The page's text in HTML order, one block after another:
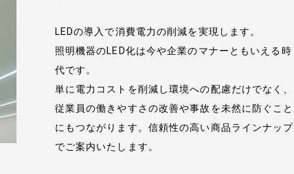
LEDの導入で消費電力の削減を実現します。
照明機器のLED化は今や企業のマナーともいえる時
代です。
単に電力コストを削減し環境への配慮だけでなく、
従業員の働きやすさの改善や事故を未然に防ぐこと
にもつながります。信頼性の高い商品ラインナップ
でご案内いたします。